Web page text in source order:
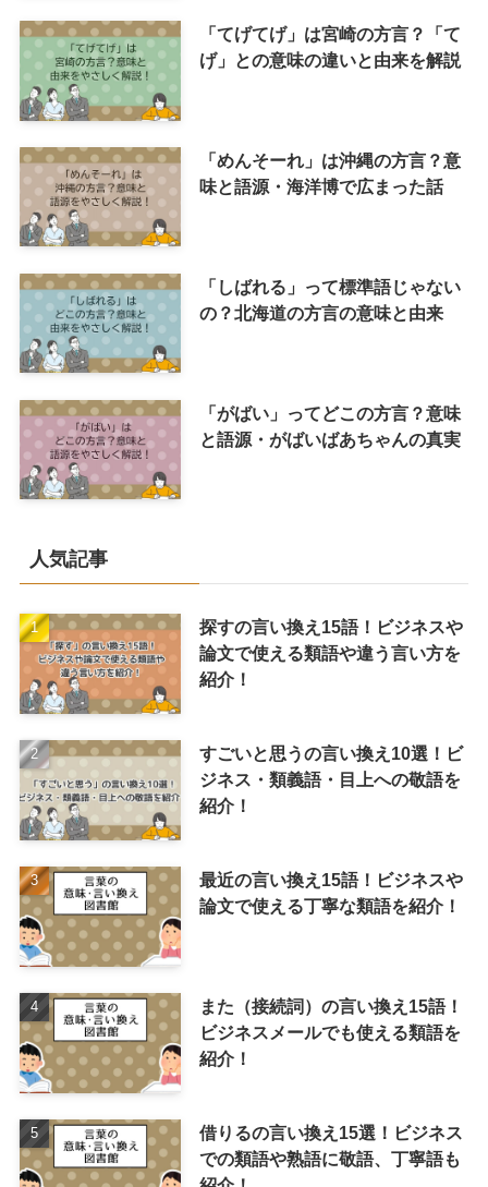
「てげてげ」は宮崎の方言？「て
げ」との意味の違いと由来を解説
「めんそーれ」は沖縄の方言？意
味と語源・海洋博で広まった話
「しばれる」って標準語じゃない
の？北海道の方言の意味と由来
「がばい」ってどこの方言？意味
と語源・がばいばあちゃんの真実
人気記事
探すの言い換え15語！ビジネスや
論文で使える類語や違う言い方を
紹介！
すごいと思うの言い換え10選！ビ
ジネス・類義語・目上への敬語を
紹介！
最近の言い換え15語！ビジネスや
論文で使える丁寧な類語を紹介！
また（接続詞）の言い換え15語！
ビジネスメールでも使える類語を
紹介！
借りるの言い換え15選！ビジネス
での類語や熟語に敬語、丁寧語も